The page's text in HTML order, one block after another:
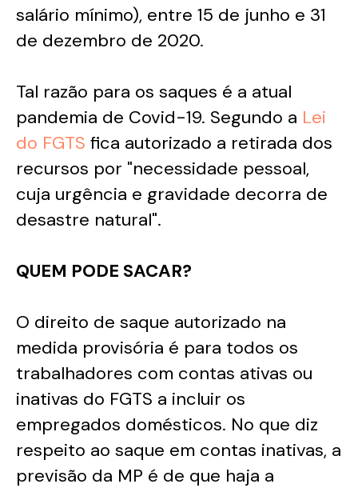
salário mínimo), entre 15 de junho e 31
de dezembro de 2020.
Tal razão para os saques é a atual
pandemia de Covid-19. Segundo a Lei
do FGTS fica autorizado a retirada dos
recursos por "necessidade pessoal,
cuja urgência e gravidade decorra de
desastre natural".
QUEM PODE SACAR?
O direito de saque autorizado na
medida provisória é para todos os
trabalhadores com contas ativas ou
inativas do FGTS a incluir os
empregados domésticos. No que diz
respeito ao saque em contas inativas, a
previsão da MP é de que haja a